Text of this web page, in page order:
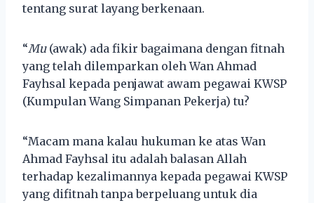
tentang surat layang berkenaan.
“Mu(awak) ada fikir bagaimana dengan fitnah
yang telah dilemparkan oleh Wan Ahmad
Fayhsal kepada penjawat awam pegawai KWSP
(Kumpulan Wang Simpanan Pekerja) tu?
“Macam mana kalau hukuman ke atas Wan
Ahmad Fayhsal itu adalah balasan Allah
terhadap kezalimannya kepada pegawai KWSP
yang difitnah tanpa berpeluang untuk dia